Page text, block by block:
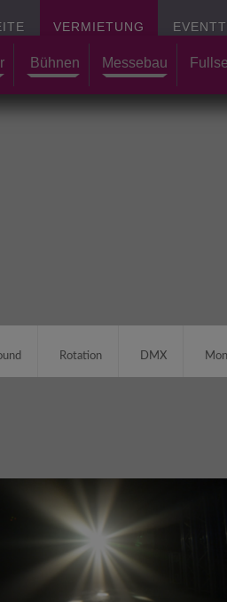
VERMIETUNG
Bühnen Messebau
Rotation DMX